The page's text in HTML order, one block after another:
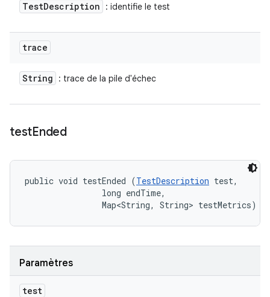
TestDescription : identifie le test
trace
String : trace de la pile d'échec
testEnded
public void testEnded (TestDescription test,
                long endTime,
                Map<String, String> testMetrics)
Paramètres
test